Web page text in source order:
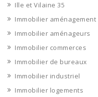
Ille et Vilaine 35
Immobilier aménagement
Immobilier aménageurs
Immobilier commerces
Immobilier de bureaux
Immobilier industriel
Immobilier logements